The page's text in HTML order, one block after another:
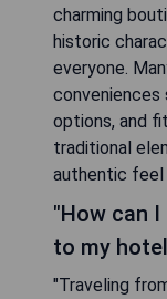
charming
historic
everyone.
conveniences
options, and
traditional
authentic feel
"How can
to my
"Traveling